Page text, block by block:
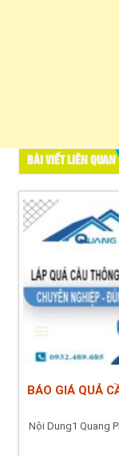
BÀI VIẾT LIÊN QUAN
BÁO GIÁ QUẢ
Nội Dung1 Quang